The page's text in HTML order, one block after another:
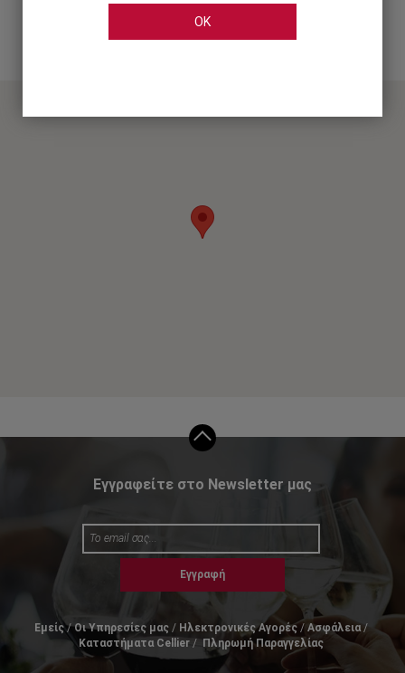
Εγγραφείτε στο Newsletter μας
Εγγραφή
Εμείς Οι Υπηρεσίες μας Ηλεκτρονικές Αγορές
Ασφάλεια
Καταστήματα Cellier
Πληρωμή Παραγγελίας
OK